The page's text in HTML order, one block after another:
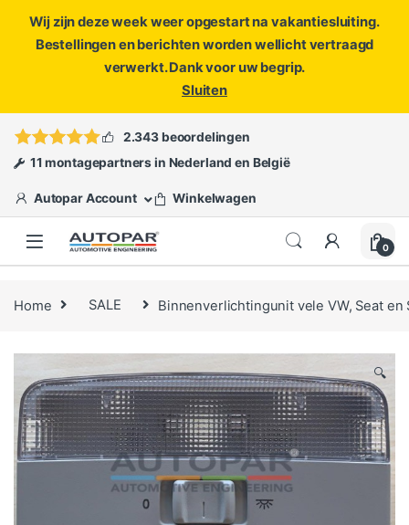
Wij zijn deze week weer opgestart na vakantiesluiting.
Bestellingen en berichten worden wellicht vertraagd
verwerkt. Dank voor uw begrip.
Sluiten
ofopen een ticket
2.343 beoordelingen
11 montagepartners in Nederland en België
Autopar Account Winkelwagen
0
Home SALE Binnenverlichtingunit vele VW, Seat en
🔍